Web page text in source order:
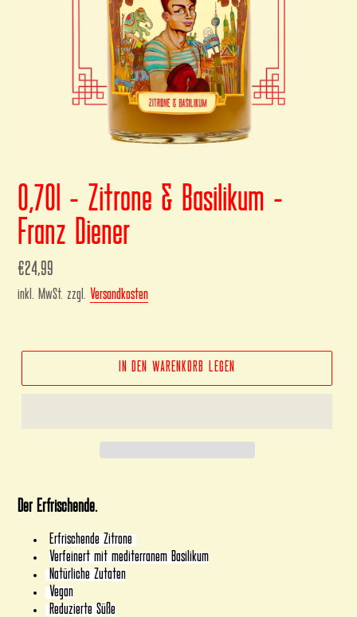
0,70l - Zitrone & Basilikum -
Franz Diener
Normaler
Preis
€24,99
inkl. MwSt. zzgl. Versandkosten
IN DEN WARENKORB LEGEN
wird
Warenkorb
hinzugefügt
Der Erfrischende.
Erfrischende Zitrone
Verfeinert mit mediterranem Basilikum
Natürliche Zutaten
Vegan
Reduzierte Süße